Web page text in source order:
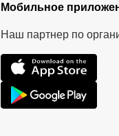
Мобильное
Наш партнер по